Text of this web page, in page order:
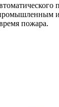
пожара.